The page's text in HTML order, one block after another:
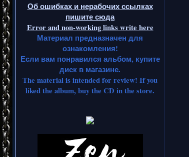
Об ошибках и нерабочих ссылках
пишите сюда
Error and non-working links write here
Материал предназначен для
ознакомления!
Если вам понравился альбом, купите
диск в магазине.
The material is intended for review! If you
liked the album, buy the CD in the store.